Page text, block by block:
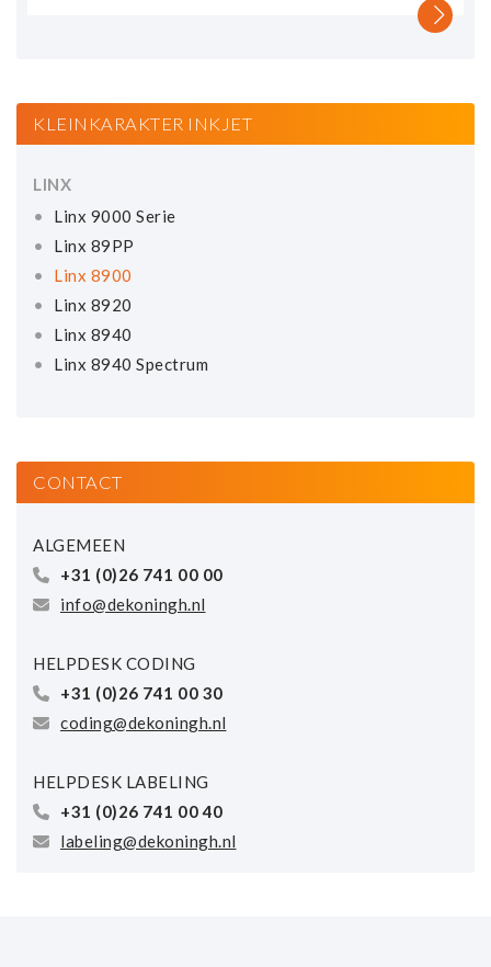
KLEINKARAKTER INKJET
LINX
Linx 9000 Serie
Linx 89PP
Linx 8900
Linx 8920
Linx 8940
Linx 8940 Spectrum
CONTACT
ALGEMEEN
+31 (0)26 741 00 00
info@dekoningh.nl
HELPDESK CODING
+31 (0)26 741 00 30
coding@dekoningh.nl
HELPDESK LABELING
+31 (0)26 741 00 40
labeling@dekoningh.nl